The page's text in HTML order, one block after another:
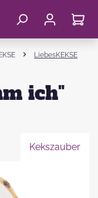
LiebesKEKSE
ich"
Kekszauber